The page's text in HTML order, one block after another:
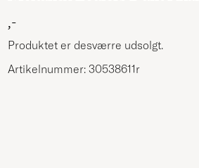
,-
Produktet er desværre udsolgt.
Artikelnummer: 30538611r